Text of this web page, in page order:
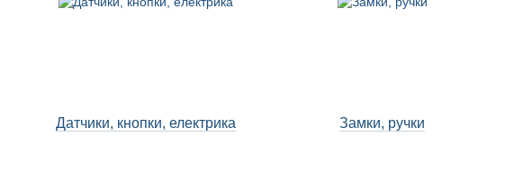
Датчики, кнопки, електрика Замки, ручки